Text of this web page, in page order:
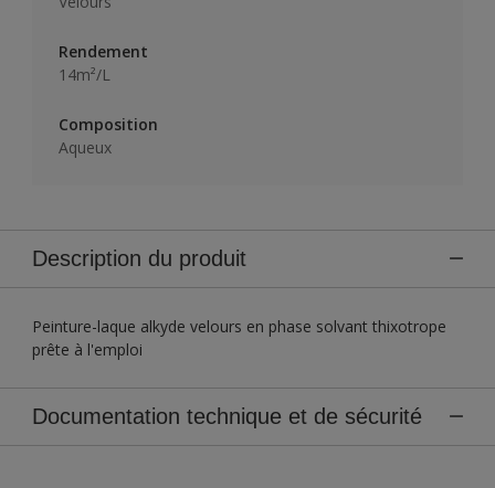
Rendement
14m²/L
Composition
Aqueux
Description du produit
Peinture-laque alkyde velours en phase solvant thixotrope
prête à l'emploi
Documentation technique et de sécurité